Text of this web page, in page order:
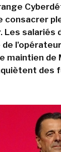
consacrer
Les salariés
maintien de
des